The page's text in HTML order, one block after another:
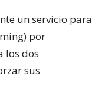
un servicio para
por
los dos
sus